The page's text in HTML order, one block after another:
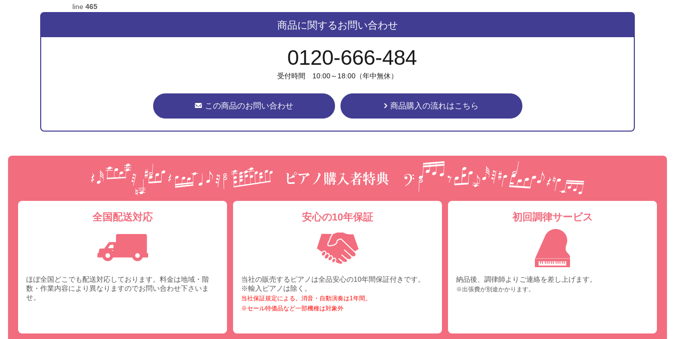
line 465
商品に関するお問い合わせ
0120-666-484
受付時間 10:00～18:00（年中無休）
この商品のお問い合わせ 商品購入の流れはこちら
ピ
全国配送対応
ほぼ全国どこでも配送対応しております。料金は地域・階
数・作業内容により異なりますのでお問い合わせ下さいま
せ。
安心の10年保証
当社の販売するピアノは全品安心の10年間保証付きです。
※輸入ピアノは除く。
当社保証規定による。消音・自動演奏は1年間。
※セール特価品など一部機種は対象外
初回調律サービス
納品後、調律師よりご連絡を差し上げます。
※出張費が別途かかります。